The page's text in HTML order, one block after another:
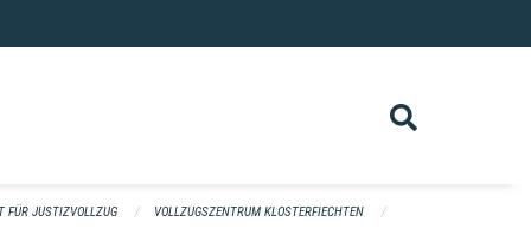
FÜR JUSTIZVOLLZUG
VOLLZUGSZENTRUM KLOSTERFIECHTEN